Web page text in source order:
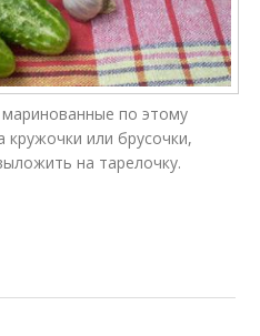
по этому
кружочки или брусочки,
на тарелочку.